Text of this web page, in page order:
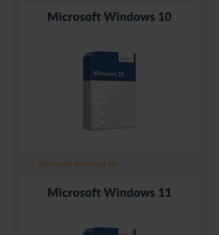
Microsoft Windows 10
Microsoft Windows 10
Microsoft Windows 11